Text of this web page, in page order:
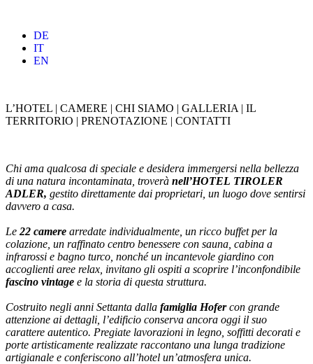
DE
IT
EN
L’HOTEL | CAMERE | CHI SIAMO | GALLERIA | IL
TERRITORIO | PRENOTAZIONE | CONTATTI
Chi ama qualcosa di speciale e desidera immergersi nella bellezza
di una natura incontaminata, troverà nell’HOTEL TIROLER
ADLER, gestito direttamente dai proprietari, un luogo dove sentirsi
davvero a casa.
Le 22 camere arredate individualmente, un ricco buffet per la
colazione, un raffinato centro benessere con sauna, cabina a
infrarossi e bagno turco, nonché un incantevole giardino con
accoglienti aree relax, invitano gli ospiti a scoprire l’inconfondibile
fascino vintage e la storia di questa struttura.
Costruito negli anni Settanta dalla famiglia Hofercon grande
attenzione ai dettagli, l’edificio conserva ancora oggi il suo
carattere autentico. Pregiate lavorazioni in legno, soffitti decorati e
porte artisticamente realizzate raccontano una lunga tradizione
artigianale e conferiscono all’hotel un’atmosfera unica.